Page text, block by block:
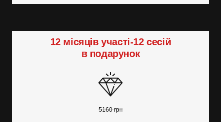
12 місяців участі-12 сесій
в подарунок
5160 грн